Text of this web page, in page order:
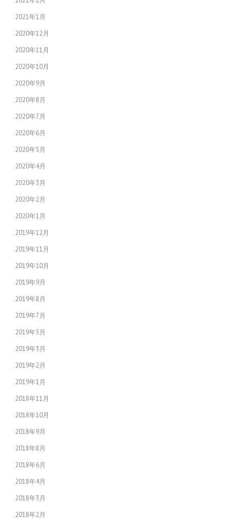
2021年1月
2020年12月
2020年11月
2020年10月
2020年9月
2020年8月
2020年7月
2020年6月
2020年5月
2020年4月
2020年3月
2020年2月
2020年1月
2019年12月
2019年11月
2019年10月
2019年9月
2019年8月
2019年7月
2019年5月
2019年3月
2019年2月
2019年1月
2018年11月
2018年10月
2018年9月
2018年8月
2018年6月
2018年4月
2018年3月
2018年2月